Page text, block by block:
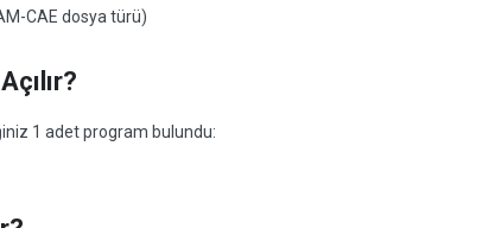
CAE dosya türü)
1 adet program bulundu: